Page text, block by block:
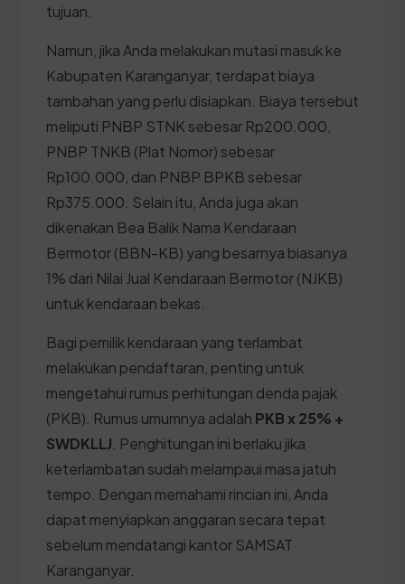
tujuan.
Namun, jika Anda melakukan mutasi masuk ke
Kabupaten Karanganyar, terdapat biaya
tambahan yang perlu disiapkan. Biaya tersebut
meliputi PNBP STNK sebesar Rp200.000,
PNBP TNKB (Plat Nomor) sebesar
Rp100.000, dan PNBP BPKB sebesar
Rp375.000. Selain itu, Anda juga akan
dikenakan Bea Balik Nama Kendaraan
Bermotor (BBN-KB) yang besarnya biasanya
1% dari Nilai Jual Kendaraan Bermotor (NJKB)
untuk kendaraan bekas.
Bagi pemilik kendaraan yang terlambat
melakukan pendaftaran, penting untuk
mengetahui rumus perhitungan denda pajak
(PKB). Rumus umumnya adalah PKB x 25% +
SWDKLLJ . Penghitungan ini berlaku jika
keterlambatan sudah melampaui masa jatuh
tempo. Dengan memahami rincian ini, Anda
dapat menyiapkan anggaran secara tepat
sebelum mendatangi kantor SAMSAT
Karanganyar.